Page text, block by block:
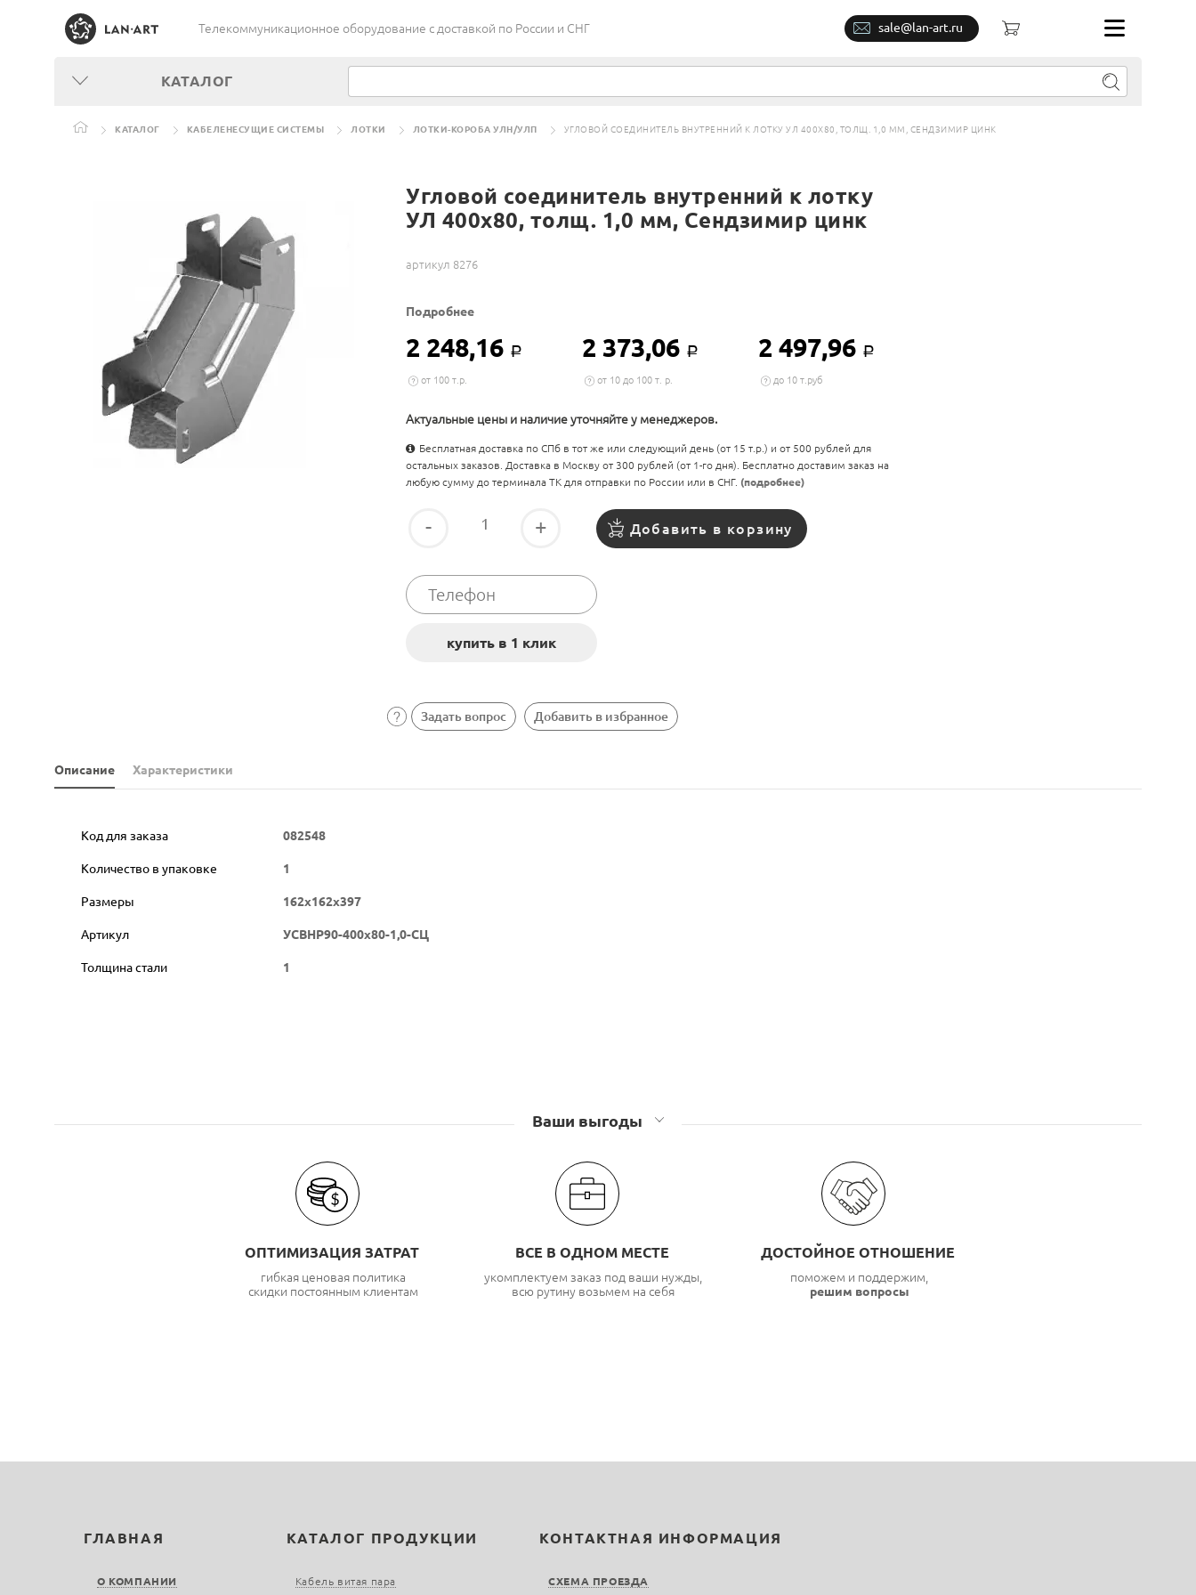
Телекоммуникационное оборудование c доставкой по России и СНГ sale@lan-art.ru
КАТАЛОГ
КАТАЛОГ КАБЕЛЕНЕСУЩИЕ СИСТЕМЫ ЛОТКИ ЛОТКИ-КОРОБА УЛН/УЛП УГЛОВОЙ СОЕДИНИТЕЛЬ ВНУТРЕННИЙ К ЛОТКУ УЛ 400Х80, ТОЛЩ. 1,0 ММ, СЕНДЗИМИР ЦИНК
Угловой соединитель внутренний к лотку
УЛ 400х80, толщ. 1,0 мм, Сендзимир цинк
артикул 8276
Подробнее
2 248,16 Р 2 373,06 Р 2 497,96 Р
от 100 т.р. от 10 до 100 т. р. до 10 т.руб
Актуальные цены и наличие уточняйте у менеджеров.
Бесплатная доставка по СПб в тот же или следующий день (от 15 т.р.) и от 500 рублей для
остальных заказов. Доставка в Москву от 300 рублей (от 1-го дня). Бесплатно доставим заказ на
любую сумму до терминала ТК для отправки по России или в СНГ. (подробнее)
- + Добавить в корзину
Задать вопрос Добавить в избранное
Описание Характеристики
Код для заказа 082548
Количество в упаковке 1
Размеры 162х162х397
Артикул УСВНР90-400х80-1,0-СЦ
Толщина стали 1
Ваши выгоды
ОПТИМИЗАЦИЯ ЗАТРАТ
гибкая ценовая политика
скидки постоянным клиентам
ВСЕ В ОДНОМ МЕСТЕ
укомплектуем заказ под ваши нужды,
всю рутину возьмем на себя
ДОСТОЙНОЕ ОТНОШЕНИЕ
поможем и поддержим,
решим вопросы
ГЛАВНАЯ
О КОМПАНИИ
КАТАЛОГ ПРОДУКЦИИ
Кабель витая пара
КОНТАКТНАЯ ИНФОРМАЦИЯ
СХЕМА ПРОЕЗДА